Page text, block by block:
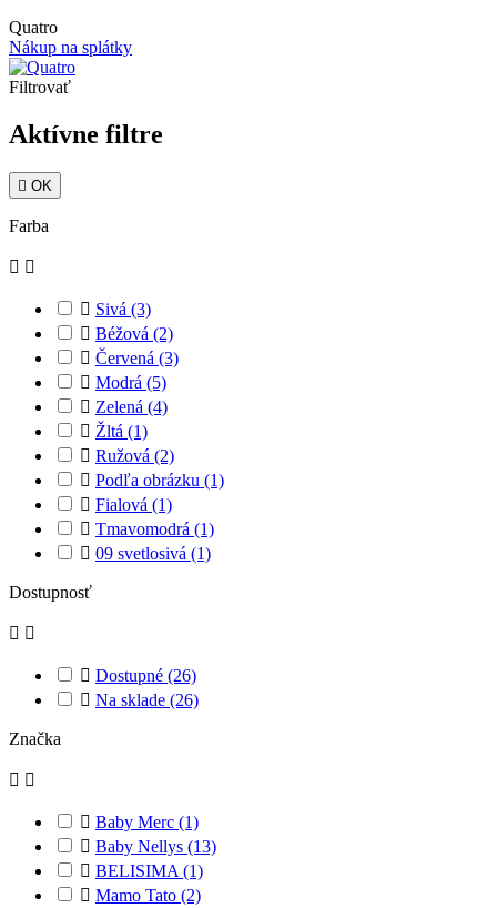
Quatro
Nákup na splátky
Filtrovať
Aktívne filtre
 OK
Farba
 
 Sivá (3)
 Béžová (2)
 Červená (3)
 Modrá (5)
 Zelená (4)
 Žltá (1)
 Ružová (2)
 Podľa obrázku (1)
 Fialová (1)
 Tmavomodrá (1)
 09 svetlosivá (1)
Dostupnosť
 
 Dostupné (26)
 Na sklade (26)
Značka
 
 Baby Merc (1)
 Baby Nellys (13)
 BELISIMA (1)
 Mamo Tato (2)